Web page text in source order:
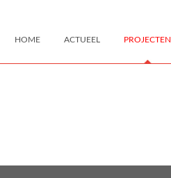
HOME ACTUEEL PROJECTEN